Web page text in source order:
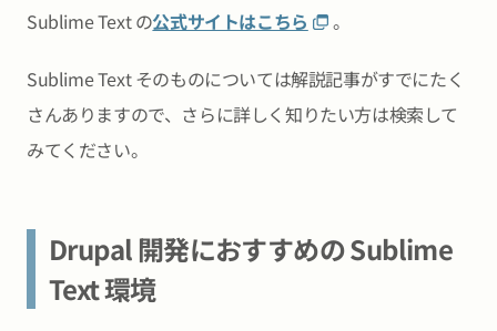
Sublime Text の公式サイトはこちら 。
Sublime Text そのものについては解説記事がすでにたく
さんありますので、さらに詳しく知りたい方は検索して
みてください。
Drupal 開発におすすめの Sublime
Text 環境